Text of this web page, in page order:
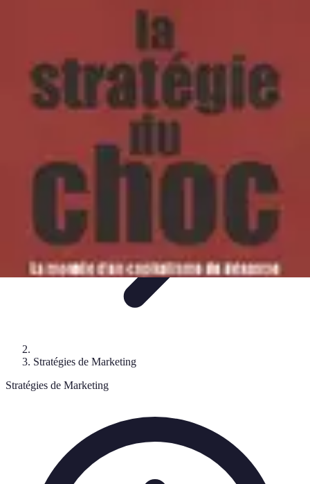
Stratégies de Vente
Marketing
Ecommerce Produits Bio
Stratégies de Marketing
Stratégies de Marketing